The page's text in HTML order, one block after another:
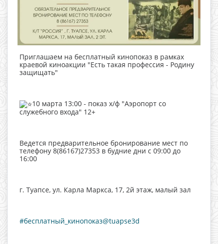
Приглашаем на бесплатный кинопоказ в рамках
краевой киноакции "Есть такая профессия - Родину
защищать"
10 марта 13:00 - показ х/ф "Аэропорт со
служебного входа" 12+
Ведется предварительное бронирование мест по
телефону 8(86167)27353 в будние дни с 09:00 до
16:00
г. Туапсе, ул. Карла Маркса, 17, 2й этаж, малый зал
#бесплатный_кинопоказ@tuapse3d